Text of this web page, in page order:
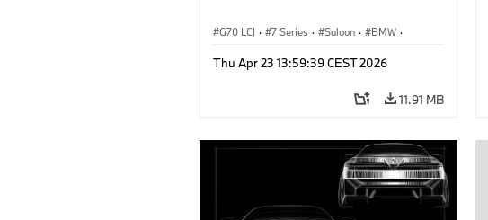
G70 LCI · 7 Series · Saloon · BMW ·
Thu Apr 23 13:59:39 CEST 2026
11.91 MB